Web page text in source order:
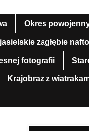
Okres
zagłębie
fotografii
Krajobraz z